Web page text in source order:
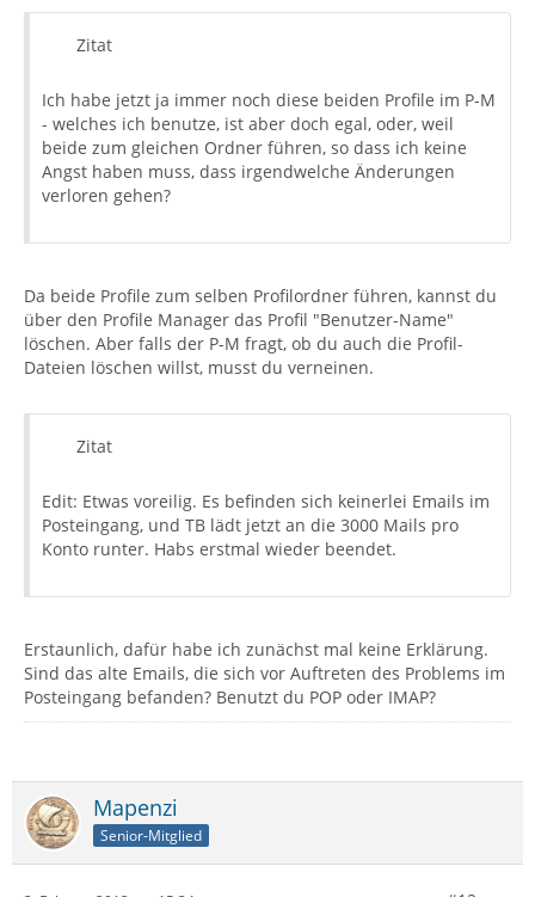
Zitat
Ich habe jetzt ja immer noch diese beiden Profile im P-M
- welches ich benutze, ist aber doch egal, oder, weil
beide zum gleichen Ordner führen, so dass ich keine
Angst haben muss, dass irgendwelche Änderungen
verloren gehen?
Da beide Profile zum selben Profilordner führen, kannst du
über den Profile Manager das Profil "Benutzer-Name"
löschen. Aber falls der P-M fragt, ob du auch die Profil-
Dateien löschen willst, musst du verneinen.
Zitat
Edit: Etwas voreilig. Es befinden sich keinerlei Emails im
Posteingang, und TB lädt jetzt an die 3000 Mails pro
Konto runter. Habs erstmal wieder beendet.
Erstaunlich, dafür habe ich zunächst mal keine Erklärung.
Sind das alte Emails, die sich vor Auftreten des Problems im
Posteingang befanden? Benutzt du POP oder IMAP?
Mapenzi
Senior-Mitglied